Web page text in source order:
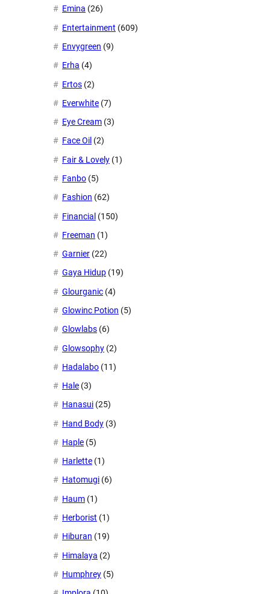
Emina (26)
Entertainment (609)
Envygreen (9)
Erha (4)
Ertos (2)
Everwhite (7)
Eye Cream (3)
Face Oil (2)
Fair & Lovely (1)
Fanbo (5)
Fashion (62)
Financial (150)
Freeman (1)
Garnier (22)
Gaya Hidup (19)
Glourganic (4)
Glowinc Potion (5)
Glowlabs (6)
Glowsophy (2)
Hadalabo (11)
Hale (3)
Hanasui (25)
Hand Body (3)
Haple (5)
Harlette (1)
Hatomugi (6)
Haum (1)
Herborist (1)
Hiburan (19)
Himalaya (2)
Humphrey (5)